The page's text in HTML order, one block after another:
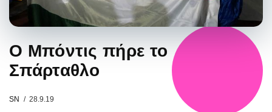
Ο Μπόντις πήρε το
Σπάρταθλο
SN 28.9.19